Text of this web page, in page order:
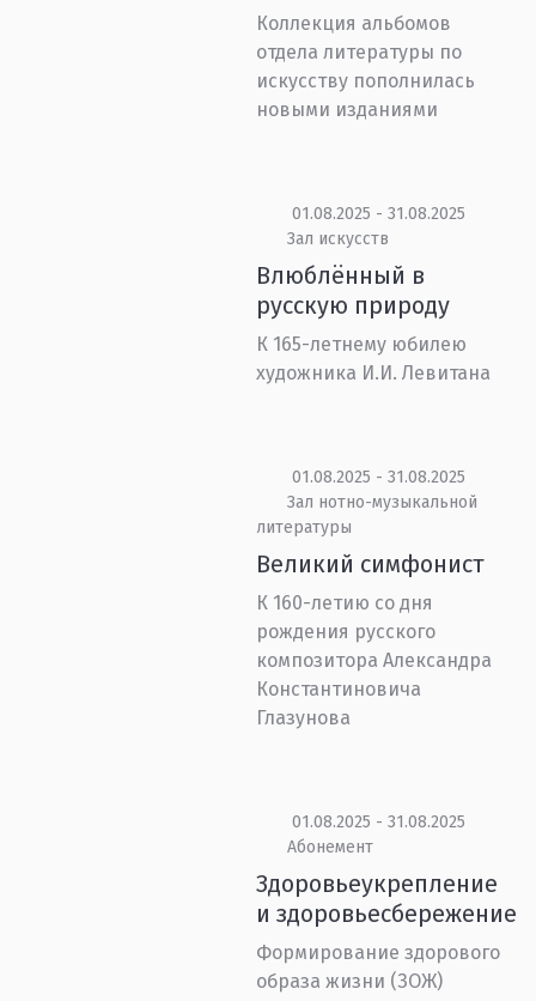
Коллекция альбомов
отдела литературы по
искусству пополнилась
новыми изданиями
01.08.2025 - 31.08.2025
Зал искусств
Влюблённый в
русскую природу
К 165-летнему юбилею
художника И.И. Левитана
01.08.2025 - 31.08.2025
Зал нотно-музыкальной
литературы
Великий симфонист
К 160-летию со дня
рождения русского
композитора Александра
Константиновича
Глазунова
01.08.2025 - 31.08.2025
Абонемент
Здоровьеукрепление
и здоровьесбережение
Формирование здорового
образа жизни (ЗОЖ)